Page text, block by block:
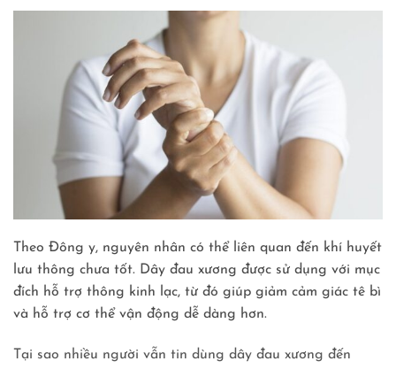
Theo Đông y, nguyên nhân có thể liên quan đến khí huyết
lưu thông chưa tốt. Dây đau xương được sử dụng với mục
đích hỗ trợ thông kinh lạc, từ đó giúp giảm cảm giác tê bì
và hỗ trợ cơ thể vận động dễ dàng hơn.
Tại sao nhiều người vẫn tin dùng dây đau xương đến